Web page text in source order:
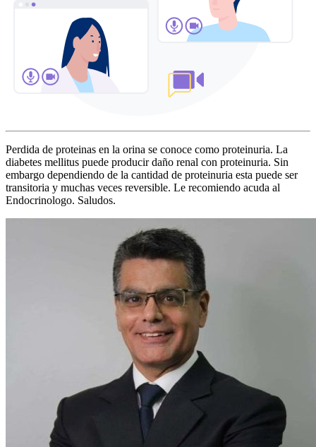
Perdida de proteinas en la orina se conoce como proteinuria. La
diabetes mellitus puede producir daño renal con proteinuria. Sin
embargo dependiendo de la cantidad de proteinuria esta puede ser
transitoria y muchas veces reversible. Le recomiendo acuda al
Endocrinologo. Saludos.